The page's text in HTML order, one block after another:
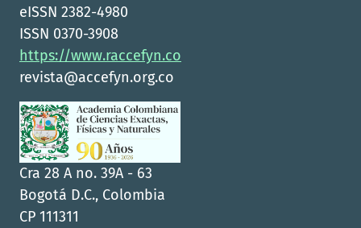
eISSN 2382-4980
ISSN 0370-3908
https://www.raccefyn.co
revista@accefyn.org.co
Cra 28 A no. 39A - 63
Bogotá D.C., Colombia
CP 111311